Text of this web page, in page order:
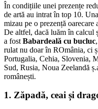
În condițiile unei prezențe
de artă au intrat în top 10.
mizau pe o prezență
De altfel, dacă luăm în calcul
a fost Babardeală cu bucluc
rulat nu doar în ROmânia, ci
Portugalia, Cehia, Slovenia,
Sud, Rusia, Noua Zeelandă
românești.
1. Zăpadă, ceai și